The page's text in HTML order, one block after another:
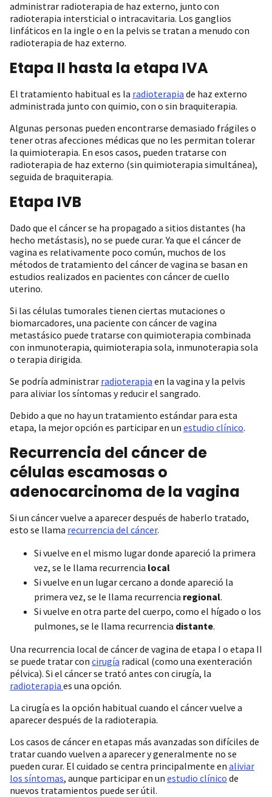
administrar radioterapia de haz externo, junto con
radioterapia intersticial o intracavitaria. Los ganglios
linfáticos en la ingle o en la pelvis se tratan a menudo con
radioterapia de haz externo.
Etapa II hasta la etapa IVA
El tratamiento habitual es la radioterapia de haz externo
administrada junto con quimio, con o sin braquiterapia.
Algunas personas pueden encontrarse demasiado frágiles o
tener otras afecciones médicas que no les permitan tolerar
la quimioterapia. En esos casos, pueden tratarse con
radioterapia de haz externo (sin quimioterapia simultánea),
seguida de braquiterapia.
Etapa IVB
Dado que el cáncer se ha propagado a sitios distantes (ha
hecho metástasis), no se puede curar. Ya que el cáncer de
vagina es relativamente poco común, muchos de los
métodos de tratamiento del cáncer de vagina se basan en
estudios realizados en pacientes con cáncer de cuello
uterino.
Si las células tumorales tienen ciertas mutaciones o
biomarcadores, una paciente con cáncer de vagina
metastásico puede tratarse con quimioterapia combinada
con inmunoterapia, quimioterapia sola, inmunoterapia sola
o terapia dirigida.
Se podría administrar radioterapia en la vagina y la pelvis
para aliviar los síntomas y reducir el sangrado.
Debido a que no hay un tratamiento estándar para esta
etapa, la mejor opción es participar en un estudio clínico.
Recurrencia del cáncer de
células escamosas o
adenocarcinoma de la vagina
Si un cáncer vuelve a aparecer después de haberlo tratado,
esto se llama recurrencia del cáncer.
Si vuelve en el mismo lugar donde apareció la primera
vez, se le llama recurrencia local
Si vuelve en un lugar cercano a donde apareció la
primera vez, se le llama recurrencia regional.
Si vuelve en otra parte del cuerpo, como el hígado o los
pulmones, se le llama recurrencia distante.
Una recurrencia local de cáncer de vagina de etapa I o etapa II
se puede tratar con cirugía radical (como una exenteración
pélvica). Si el cáncer se trató antes con cirugía, la
radioterapia es una opción.
La cirugía es la opción habitual cuando el cáncer vuelve a
aparecer después de la radioterapia.
Los casos de cáncer en etapas más avanzadas son difíciles de
tratar cuando vuelven a aparecer y generalmente no se
pueden curar. El cuidado se centra principalmente en aliviar
los síntomas, aunque participar en un estudio clínico de
nuevos tratamientos puede ser útil.